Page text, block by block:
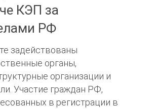
КЭП за
РФ
задействованы
органы,
организации и
Участие граждан РФ,
в регистрации в